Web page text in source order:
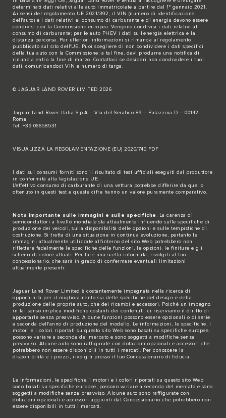
determinati dati relativi alle auto immatricolate a partire dal 1° gennaio 2021.
Ai sensi del regolamento UE 2021/392, il VIN (numero di identificazione
dell'auto) e i dati relativi al consumo di carburante e di energia devono essere
condivisi con la Commissione europea. Vengono condivisi i dati relativi al
consumo di carburante; per le auto PHEV i dati sull'energia elettrica e la
distanza percorsa. Per ulteriori informazioni si rimanda al regolamento
pubblicato sul sito dell'UE. Puoi scegliere di non condividere i dati specifici
della tua auto con la Commissione; a tal fine, devi produrre una notifica di
rinuncia entro la fine di marzo. Contattaci se desideri non condividere i tuoi
dati, comunicandoci VIN e numero di targa.
© JAGUAR LAND ROVER LIMITED 2026
Jaguar Land Rover Italia S.p.A. - Via del Serafico 89 – Palazzina D – 00142
Roma
Tel. +39 06658531
VISUALIZZA LA REGOLAMENTAZIONE (EU) 2020/740 PDF
I dati sui consumi forniti sono il risultato di test ufficiali eseguiti dal produttore
in conformità alla legislazione UE.
L'effettivo consumo di carburante di una vettura potrebbe differire da quello
ottenuto in questi test e queste cifre hanno un valore puramente comparativo.
Nota importante sulle immagini e sulle specifiche . La carenza di
semiconduttori a livello mondiale sta attualmente influendo sulle specifiche di
produzione dei veicoli, sulla disponibilità delle opzioni e sulle tempistiche di
costruzione. Si tratta di una situazione in continua evoluzione, pertanto le
immagini attualmente utilizzate all'interno del sito Web potrebbero non
riflettere fedelmente le specifiche delle funzioni, le opzioni, le finiture e gli
schemi di colore attuali. Per fare una scelta informata, rivolgiti al tuo
concessionario, che sarà in grado di confermare eventuali limitazioni
attualmente presenti.
Jaguar Land Rover Limited è costantemente impegnata nella ricerca di
opportunità per il miglioramento sia delle specifiche del design e della
produzione delle proprie auto, che dei ricambi e accessori. Poiché un impegno
in tal senso implica modifiche costanti dei contenuti, ci riserviamo il diritto di
apportarle senza preavviso. Alcune funzioni possono essere opzionali o di serie
a seconda dell'anno di produzione del modello. Le informazioni, le specifiche, i
motori e i colori riportati su questo sito Web sono basati su specifiche europee,
possono variare a seconda del mercato e sono soggetti a modifiche senza
preavviso. Alcune auto sono raffigurate con dotazioni opzionali e accessori che
potrebbero non essere disponibili in tutti i mercati. Per conoscere la
disponibilità e i prezzi, rivolgiti presso il tuo Concessionario di fiducia.
Le informazioni, le specifiche, i motori e i colori riportati su questo sito Web
sono basati su specifiche europee, possono variare a seconda del mercato e sono
soggetti a modifiche senza preavviso. Alcune auto sono raffigurate con
dotazioni opzionali e accessori aggiunti dal Concessionario che potrebbero non
essere disponibili in tutti i mercati.